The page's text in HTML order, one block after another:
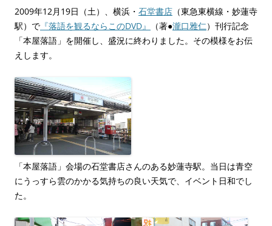
2009年12月19日（土）、横浜・ 石堂書店 （東急東横線・妙蓮寺
駅）で 『落語を観るならこのDVD』 （著●瀧口雅仁）刊行記念
「本屋落語」を開催し、盛況に終わりました。その模様をお伝
えします。
「本屋落語」会場の石堂書店さんのある妙蓮寺駅。当日は青空
にうっすら雲のかかる気持ちの良い天気で、イベント日和でし
た。